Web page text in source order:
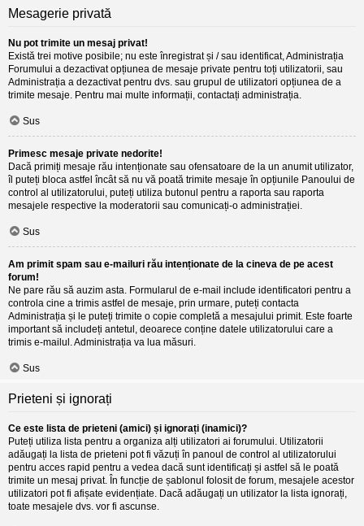
Mesagerie privată
Nu pot trimite un mesaj privat!
Există trei motive posibile; nu este înregistrat și / sau identificat, Administrația
Forumului a dezactivat opțiunea de mesaje private pentru toți utilizatorii, sau
Administrația a dezactivat pentru dvs. sau grupul de utilizatori opțiunea de a
trimite mesaje. Pentru mai multe informații, contactați administrația.
Sus
Primesc mesaje private nedorite!
Dacă primiți mesaje rău intenționate sau ofensatoare de la un anumit utilizator,
îl puteți bloca astfel încât să nu vă poată trimite mesaje în opțiunile Panoului de
control al utilizatorului, puteți utiliza butonul pentru a raporta sau raporta
mesajele respective la moderatorii sau comunicați-o administrației.
Sus
Am primit spam sau e-mailuri rău intenționate de la cineva de pe acest
forum!
Ne pare rău să auzim asta. Formularul de e-mail include identificatori pentru a
controla cine a trimis astfel de mesaje, prin urmare, puteți contacta
Administrația și le puteți trimite o copie completă a mesajului primit. Este foarte
important să includeți antetul, deoarece conține datele utilizatorului care a
trimis e-mailul. Administrația va lua măsuri.
Sus
Prieteni și ignorați
Ce este lista de prieteni (amici) și ignorați (inamici)?
Puteți utiliza lista pentru a organiza alți utilizatori ai forumului. Utilizatorii
adăugați la lista de prieteni pot fi văzuți în panoul de control al utilizatorului
pentru acces rapid pentru a vedea dacă sunt identificați și astfel să le poată
trimite un mesaj privat. În funcție de șablonul folosit de forum, mesajele acestor
utilizatori pot fi afișate evidențiate. Dacă adăugați un utilizator la lista ignorați,
toate mesajele dvs. vor fi ascunse.